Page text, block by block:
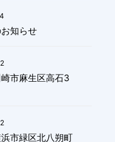
知らせ
市麻生区高石3
市緑区北八朔町